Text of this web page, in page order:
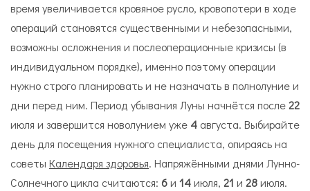
время увеличивается кровяное русло, кровопотери в ходе
операций становятся существенными и небезопасными,
возможны осложнения и послеоперационные кризисы (в
индивидуальном порядке), именно поэтому операции
нужно строго планировать и не назначать в полнолуние и
дни перед ним. Период убывания Луны начнётся после22
июля и завершится новолунием уже 4 августа. Выбирайте
день для посещения нужного специалиста, опираясь на
советы Календаря здоровья. Напряжёнными днями Лунно-
Солнечного цикла считаются: 6и 14июля, 21 и 28июля.